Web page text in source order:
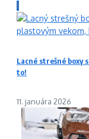
1
Lacné strešné boxy
to!
11. januára 2026